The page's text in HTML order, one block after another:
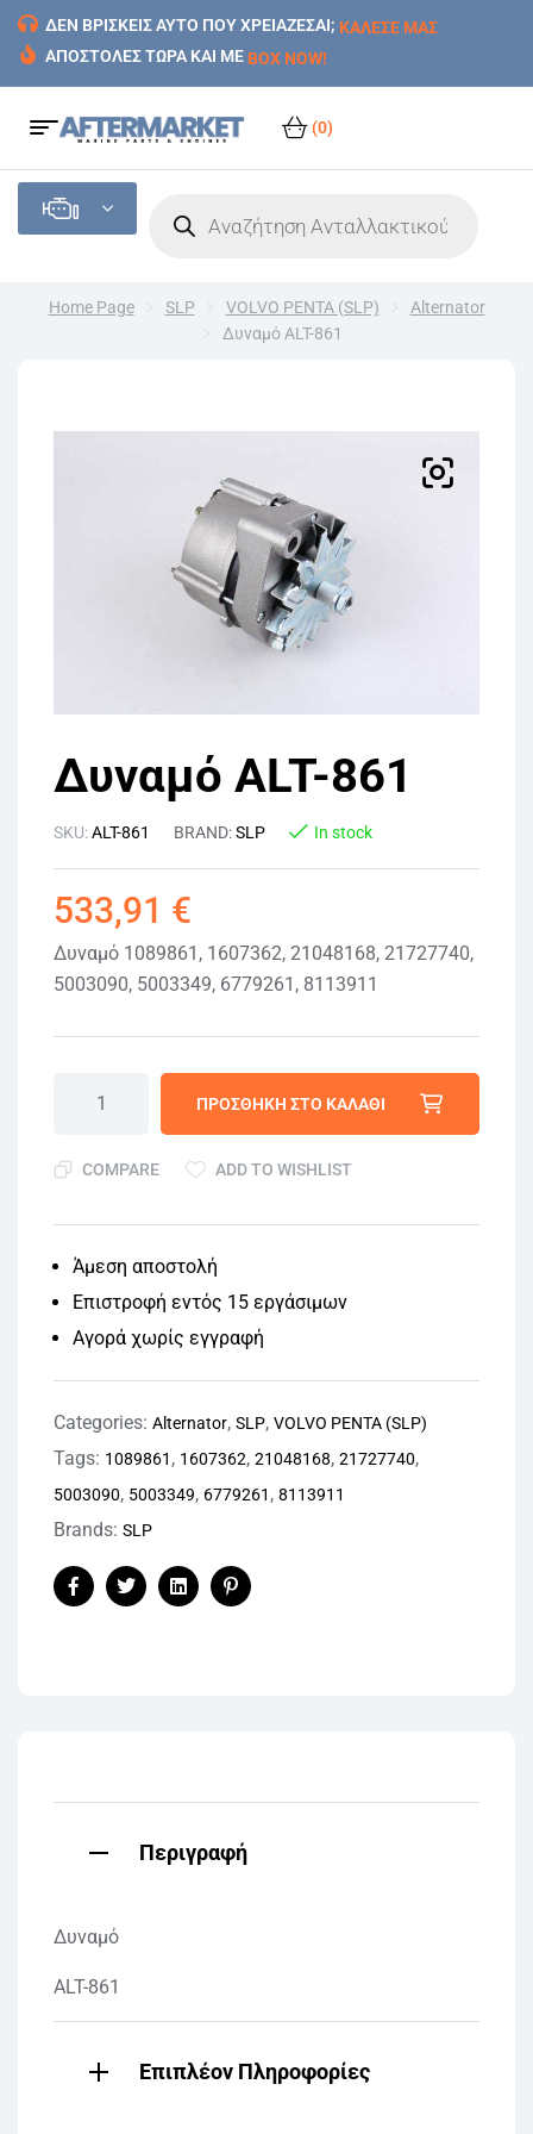
ΔΕΝ ΒΡΙΣΚΕΙΣ ΑΥΤΟ ΠΟΥ ΧΡΕΙΑΖΕΣΑΙ; ΚΑΛΕΣΕ ΜΑΣ
ΑΠΟΣΤΟΛΕΣ ΤΩΡΑ ΚΑΙ ΜΕ BOX NOW!
(0)
Home Page SLP VOLVO PENTA (SLP)
Alternator
Δυναμό ALT-861
Δυναμό ALT-861
SKU:ALT-861 BRAND:SLP In stock
533,91 €
Δυναμό 1089861, 1607362, 21048168, 21727740,
5003090, 5003349, 6779261, 8113911
ΠΡΟΣΘΉΚΗ ΣΤΟ ΚΑΛΆΘΙ
COMPARE ADD TO WISHLIST
Άμεση αποστολή
Επιστροφή εντός 15 εργάσιμων
Αγορά χωρίς εγγραφή
Categories: Alternator, SLP, VOLVO PENTA (SLP)
Tags: 1089861 , 1607362, 21048168, 21727740,
5003090, 5003349, 6779261 , 8113911
Brands: SLP
FacebookTwitterLinkedinPinterest
Περιγραφή
Δυναμό
ALT-861
Επιπλέον Πληροφορίες